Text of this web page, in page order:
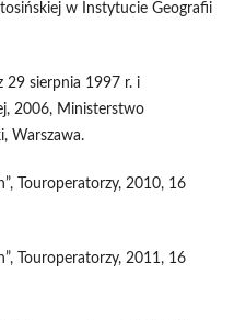
w Instytucie Geografii
29 sierpnia 1997 r. i
2006, Ministerstwo
Warszawa.
Touroperatorzy, 2010, 16
Touroperatorzy, 2011, 16